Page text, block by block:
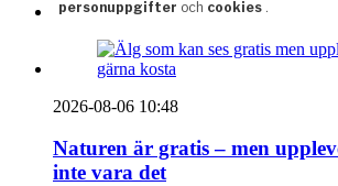
2026-08-06 10:48
Naturen är gratis – men
inte vara det